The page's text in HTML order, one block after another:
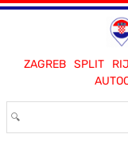
ZAGREB SPLIT